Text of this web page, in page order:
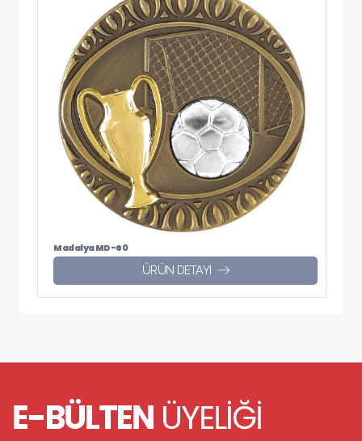
Madalya MD-60
ÜRÜN DETAYI
E-BÜLTENÜYELİĞİ